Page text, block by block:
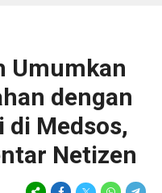
Umumkan
dengan
di Medsos,
Netizen